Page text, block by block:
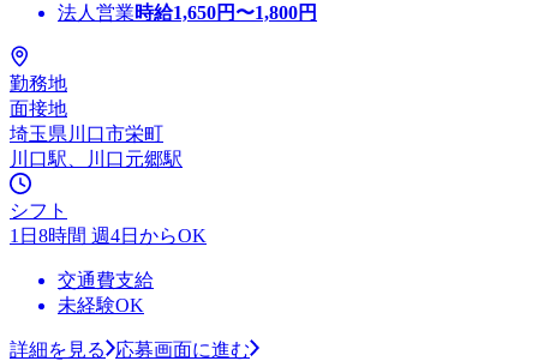
法人営業時給1,650円〜1,800円
勤務地
面接地
埼玉県川口市栄町
川口駅、川口元郷駅
シフト
1日8時間 週4日からOK
交通費支給
未経験OK
詳細を見る
応募画面に進む